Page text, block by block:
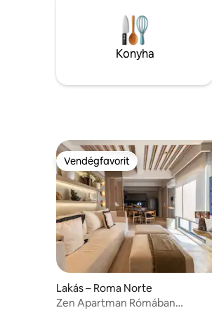
Konyha
Vendégfavorit
Vendégfavorit
Lakás – Roma Norte
Zen Apartman Rómában